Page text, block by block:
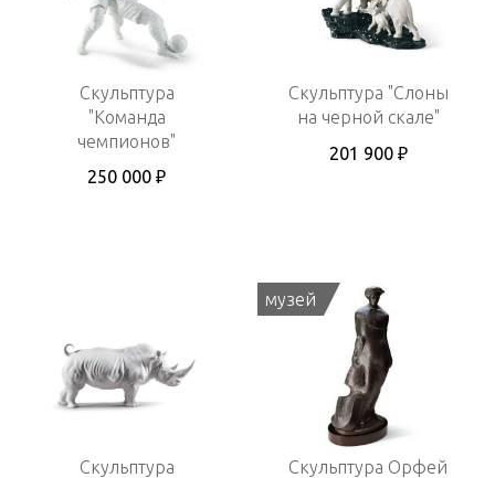
Скульптура
"Команда
чемпионов"
250 000 ₽
Скульптура "Слоны
на черной скале"
201 900 ₽
Скульптура
музей
Скульптура Орфей